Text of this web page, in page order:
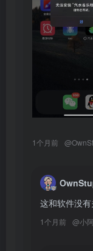
1个月前 @
这和软件没
1个月前 @小